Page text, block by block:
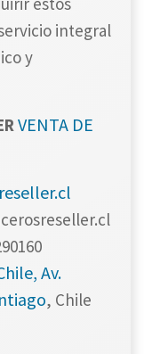
integral
y
VENTA DE
Av.
, Chile